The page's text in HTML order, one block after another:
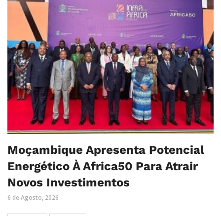
Moçambique Apresenta Potencial
Energético À Africa50 Para Atrair
Novos Investimentos
6 de Agosto, 2026